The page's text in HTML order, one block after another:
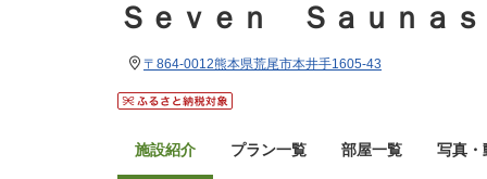
Ｓｅｖｅｎ Ｓａｕｎａ
〒864-0012熊本県荒尾市本井手1605-43
施設紹介 プラン一覧 部屋一覧 写真・